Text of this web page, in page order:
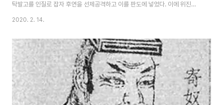
탁발고를 인질로 잡자 후연을 선제공격하고 이를 판도에 넣었다. 이에 위진남
북조 시대 강자였던 후연은 태자 모용보, 모용농, 모용린 등으로 반격을 개시했
북위에겐 기회였다. 태자 모용보에게 명해 북위를 공벌케 했다. 성공하면 자연
스레 보위를 이을 수 있었다는 계산을 했지만, 착오였다. 동진 효무제 태원 20
년(395) 8월, 탁발규는 변경의 병사를 뒤로 물러나게 한 뒤 기습할 생각이었
다. 대장 장연의 계책이었다. "연나라 군사는 최근 적교를 활대에서 격파하고,
장자에서 모용영(서연)을 멸..
2020. 2. 14.